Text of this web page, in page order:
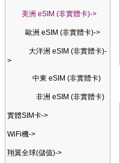
美洲 eSIM (非實體卡)->
歐洲 eSIM (非實體卡)->
大洋洲 eSIM (非實體卡)-
>
中東 eSIM (非實體卡)
非洲 eSIM (非實體卡)
實體SIM卡->
WiFi機->
翔翼全球(儲值)->